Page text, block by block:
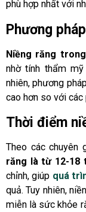
phù hợp nhất với
Phương
Niềng răng
nhờ tính thẩm
nhiên, phương
cao hơn so với các
Thời điểm
Theo các chuyên
răng là từ 12-18
chỉnh, giúp quá
quả. Tuy nhiên,
miễn là sức khỏe